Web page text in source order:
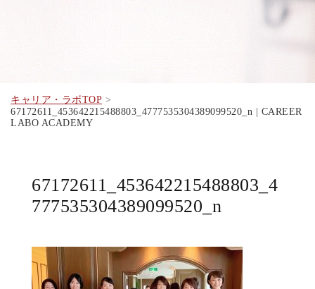
キャリア・ラボTOP
67172611_453642215488803_4777535304389099520_n | CAREER
LABO ACADEMY
67172611_453642215488803_4
777535304389099520_n